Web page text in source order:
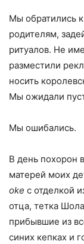
Мы обратились
родителям,
ритуалов. Не
разместили
носить
Мы ожидали
Мы ошибались.
В день похорон
матерей моих
oke с отделкой
отца, тетка
прибывшие из
синих кепках и